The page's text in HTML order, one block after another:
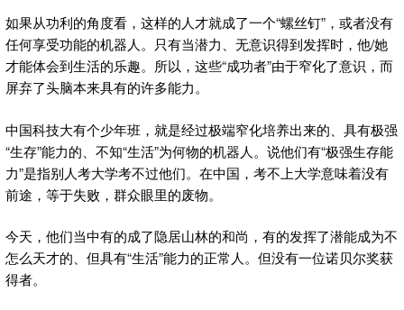
如果从功利的角度看，这样的人才就成了一个“螺丝钉”，或者没有
任何享受功能的机器人。只有当潜力、无意识得到发挥时，他/她
才能体会到生活的乐趣。所以，这些“成功者”由于窄化了意识，而
屏弃了头脑本来具有的许多能力。
中国科技大有个少年班，就是经过极端窄化培养出来的、具有极强
“生存”能力的、不知“生活”为何物的机器人。说他们有“极强生存能
力”是指别人考大学考不过他们。在中国，考不上大学意味着没有
前途，等于失败，群众眼里的废物。
今天，他们当中有的成了隐居山林的和尚，有的发挥了潜能成为不
怎么天才的、但具有“生活”能力的正常人。但没有一位诺贝尔奖获
得者。